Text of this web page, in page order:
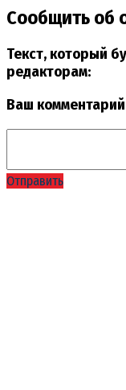
Сообщить об
Текст, который
редакторам:
Ваш
Отправить